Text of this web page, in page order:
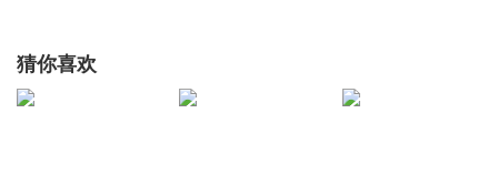
Paris沈小新
拜新月/李端 开帘见新月，便即下阶拜 细语人不闻，北风吹
猜你喜欢